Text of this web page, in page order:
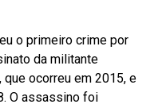
o primeiro crime por
da militante
, que ocorreu em 2015, e
O assassino foi